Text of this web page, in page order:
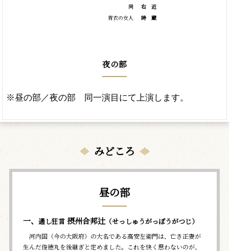
同
青衣の女人
右
近
時
蔵
夜の部
※昼の部／夜の部 同一演目にて上演します。
みどころ
昼の部
一、 通し狂言摂州合邦辻（せっしゅうがっぽうがつじ）
河内国（今の大阪府）の大名である高安左衛門は、亡き正妻が
生んだ俊徳丸を後継ぎと定めました。これを快く思わないのが、